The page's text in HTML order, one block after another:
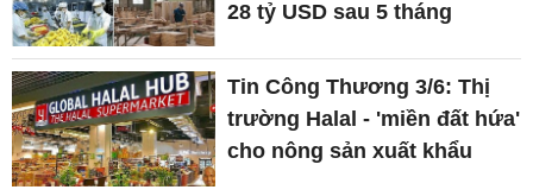
28 tỷ USD sau 5 tháng
Tin Công Thương 3/6: Thị
trường Halal - 'miền đất hứa'
cho nông sản xuất khẩu